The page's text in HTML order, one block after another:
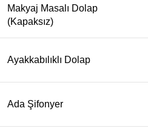
Makyaj Masalı Dolap
(Kapaksız)
Ayakkabılıklı Dolap
Ada Şifonyer